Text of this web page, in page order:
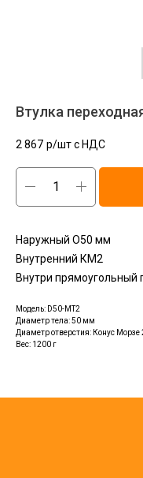
Втулка
2 867 р/шт c НДС
Наружный O50 мм
Внутренний КМ2
Внутри прямоугольный
Модель: D50-MT2
Диаметр тела: 50 мм
Диаметр отверстия: Конус Морзе
Вес: 1200 г